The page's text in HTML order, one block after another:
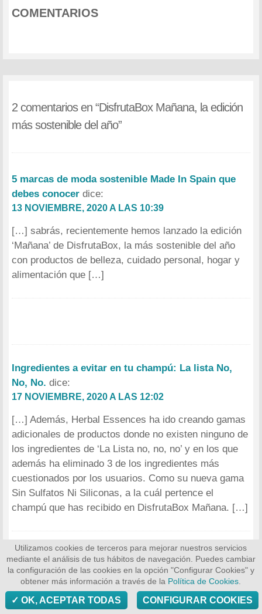
COMENTARIOS
2 comentarios en “DisfrutaBox Mañana, la edición
más sostenible del año”
5 marcas de moda sostenible Made In Spain que
debes conocer dice:
13 NOVIEMBRE, 2020 A LAS 10:39
[…] sabrás, recientemente hemos lanzado la edición
‘Mañana’ de DisfrutaBox, la más sostenible del año
con productos de belleza, cuidado personal, hogar y
alimentación que […]
Ingredientes a evitar en tu champú: La lista No,
No, No. dice:
17 NOVIEMBRE, 2020 A LAS 12:02
[…] Además, Herbal Essences ha ido creando gamas
adicionales de productos donde no existen ninguno de
los ingredientes de ‘La Lista no, no, no’ y en los que
además ha eliminado 3 de los ingredientes más
cuestionados por los usuarios. Como su nueva gama
Sin Sulfatos Ni Siliconas, a la cuál pertence el
champú que has recibido en DisfrutaBox Mañana. […]
Los comentarios están cerrados.
Utilizamos cookies de terceros para mejorar nuestros servicios
mediante el análisis de tus hábitos de navegación. Puedes cambiar
la configuración de las cookies en la opción "Configurar Cookies" y
obtener más información a través de la Política de Cookies.
OK, ACEPTAR TODAS CONFIGURAR COOKIES